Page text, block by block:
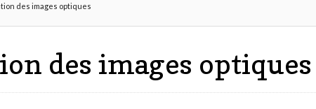
des images optiques
des images optiques